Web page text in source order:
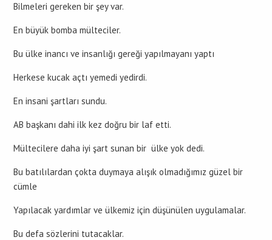
Bilmeleri gereken bir şey var.
En büyük bomba mülteciler.
Bu ülke inancı ve insanlığı gereği yapılmayanı yaptı
Herkese kucak açtı yemedi yedirdi.
En insani şartları sundu.
AB başkanı dahi ilk kez doğru bir laf etti.
Mültecilere daha iyi şart sunan bir ülke yok dedi.
Bu batılılardan çokta duymaya alışık olmadığımız güzel bir
cümle
Yapılacak yardımlar ve ülkemiz için düşünülen uygulamalar.
Bu defa sözlerini tutacaklar.